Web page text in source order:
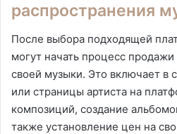
распространения
После выбора подходящей
могут начать процесс
своей музыки. Это включает в
или страницы артиста на
композиций, создание
также установление цен на